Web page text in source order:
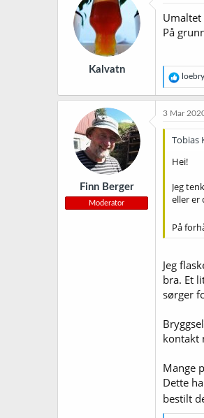
o
n
:
Kalvatn
På
R
e
a
j
o
e
:
Finn Berger
Moderator
3 Mar
Tobias
Hei!
Jeg
eller er
På
Jeg
bra. Et
sørger
kontakt
Mange
Dette
bestilt